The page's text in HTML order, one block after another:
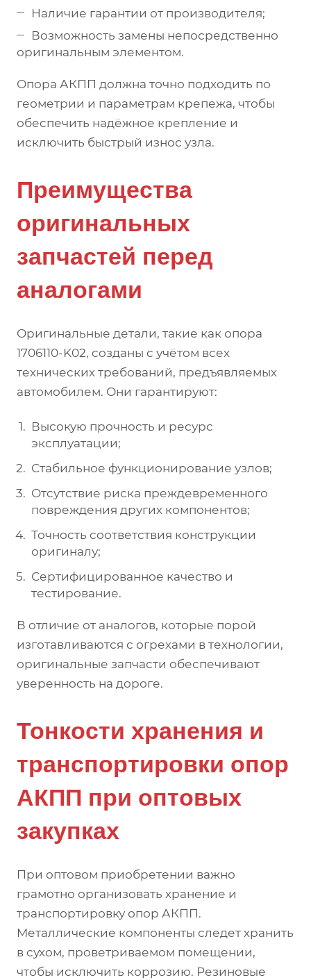
Наличие гарантии от производителя;
Возможность замены непосредственно
оригинальным элементом.
Опора АКПП должна точно подходить по
геометрии и параметрам крепежа, чтобы
обеспечить надёжное крепление и
исключить быстрый износ узла.
Преимущества
оригинальных
запчастей перед
аналогами
Оригинальные детали, такие как опора
1706110-K02, созданы с учётом всех
технических требований, предъявляемых
автомобилем. Они гарантируют:
Высокую прочность и ресурс
эксплуатации;
Стабильное функционирование узлов;
Отсутствие риска преждевременного
повреждения других компонентов;
Точность соответствия конструкции
оригиналу;
Сертифицированное качество и
тестирование.
В отличие от аналогов, которые порой
изготавливаются с огрехами в технологии,
оригинальные запчасти обеспечивают
уверенность на дороге.
Тонкости хранения и
транспортировки опор
АКПП при оптовых
закупках
При оптовом приобретении важно
грамотно организовать хранение и
транспортировку опор АКПП.
Металлические компоненты следет хранить
в сухом, проветриваемом помещении,
чтобы исключить коррозию. Резиновые